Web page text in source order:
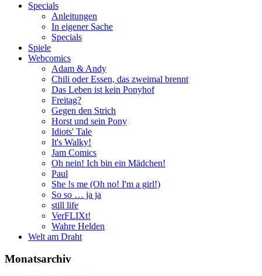
Specials
Anleitungen
In eigener Sache
Specials
Spiele
Webcomics
Adam & Andy
Chili oder Essen, das zweimal brennt
Das Leben ist kein Ponyhof
Freitag?
Gegen den Strich
Horst und sein Pony
Idiots' Tale
It's Walky!
Jam Comics
Oh nein! Ich bin ein Mädchen!
Paul
She !s me (Oh no! I'm a girl!)
So so … ja ja
still life
VerFLIXt!
Wahre Helden
Welt am Draht
Monatsarchiv